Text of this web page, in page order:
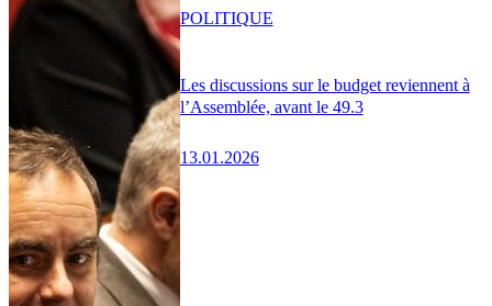
Les discussions sur le budget reviennent à
l’Assemblée, avant le 49.3
13.01.2026
POLITIQUE